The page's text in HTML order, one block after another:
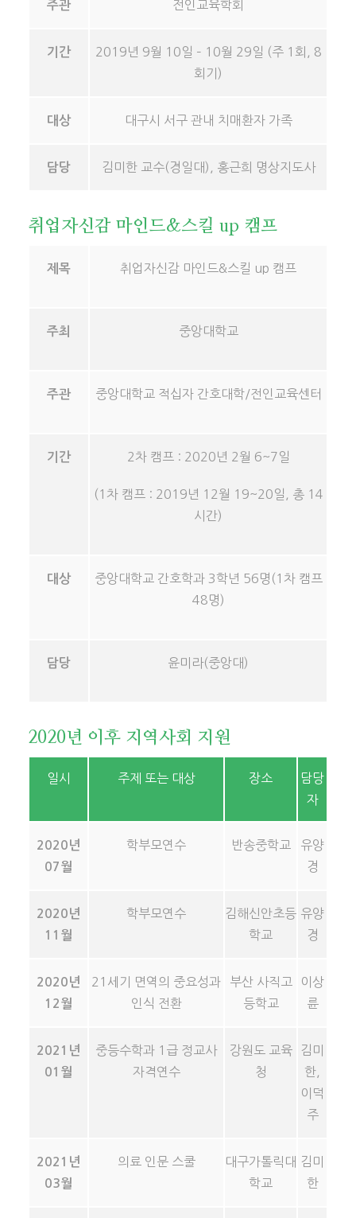
주관 전인교육학회
기간
2019년 9월 10일 – 10월 29일 (주 1회, 8
회기)
대상 대구시 서구 관내 치매환자 가족
담당 김미한 교수(경일대), 홍근희 명상지도사
취업자신감 마인드&스킬 up 캠프
제목 취업자신감 마인드&스킬 up 캠프
주최 중앙대학교
주관 중앙대학교 적십자 간호대학/전인교육센터
기간 2차 캠프 : 2020년 2월 6~7일
(1차 캠프 : 2019년 12월 19~20일, 총 14
시간)
대상
중앙대학교 간호학과 3학년 56명(1차 캠프
48명)
담당 윤미라(중앙대)
2020년 이후 지역사회 지원
일시 주제 또는 대상 장소
담당
자
2020년
07월
학부모연수 반송중학교
유양
경
2020년
11월
학부모연수
김해신안초등
학교
유양
경
2020년
12월
21세기 면역의 중요성과
인식 전환
부산 사직고
등학교
이상
륜
2021년
01월
중등수학과 1급 정교사
자격연수
강원도 교육
청
김미
한,
이덕
주
2021년
03월
의료 인문 스쿨
대구가톨릭대
학교
김미
한